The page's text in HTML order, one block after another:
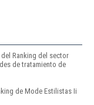
Ranking del sector
de tratamiento de
de Mode Estilistas Ii